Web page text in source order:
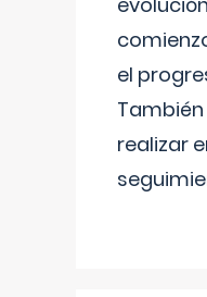
el
realizar